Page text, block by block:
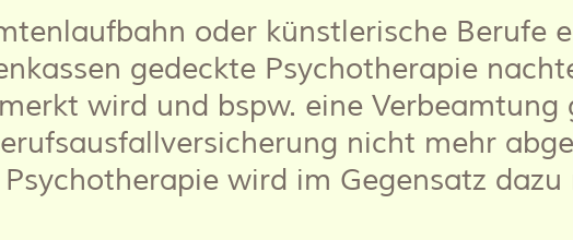
oder künstlerische Berufe
gedeckte Psychotherapie
wird und bspw. eine
nicht mehr
wird im Gegensatz